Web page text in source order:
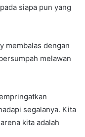
siapa pun yang
membalas dengan
melawan
segalanya. Kita
kita adalah